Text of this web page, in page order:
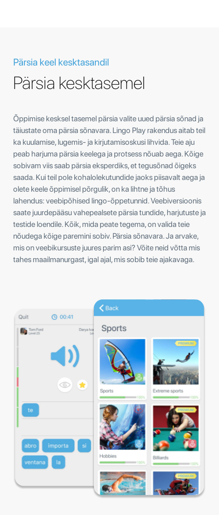
Pärsia keel kesktasandil
Pärsia kesktasemel
Õppimise kesksel tasemel pärsia valite uued pärsia sõnad ja
täiustate oma pärsia sõnavara. Lingo Play rakendus aitab teil
ka kuulamise, lugemis- ja kirjutamisoskusi lihvida. Teie aju
peab harjuma pärsia keelega ja protsess nõuab aega. Kõige
sobivam viis saab pärsia eksperdiks, et tegusõnad õigeks
saada. Kui teil pole kohalolekutundide jaoks piisavalt aega ja
olete keele õppimisel põrgulik, on ka lihtne ja tõhus
lahendus: veebipõhised lingo-õppetunnid. Veebiversioonis
saate juurdepääsu vahepealsete pärsia tundide, harjutuste ja
testide loendile. Kõik, mida peate tegema, on valida teie
nõudega kõige paremini sobiv. Pärsia sõnavara. Ja arvake,
mis on veebikursuste juures parim asi? Võite neid võtta mis
tahes maailmanurgast, igal ajal, mis sobib teie ajakavaga.